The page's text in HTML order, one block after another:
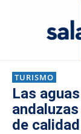
TURISMO
Las
de